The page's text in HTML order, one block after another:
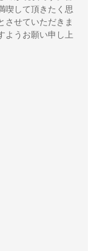
喫して頂きたく思
させていただきま
ようお願い申し上